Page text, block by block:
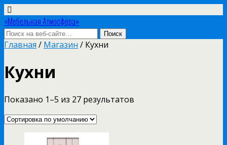
«Мебельная Атмосфера»
Главная / Магазин / Кухни
Кухни
Показано 1–5 из 27 результатов